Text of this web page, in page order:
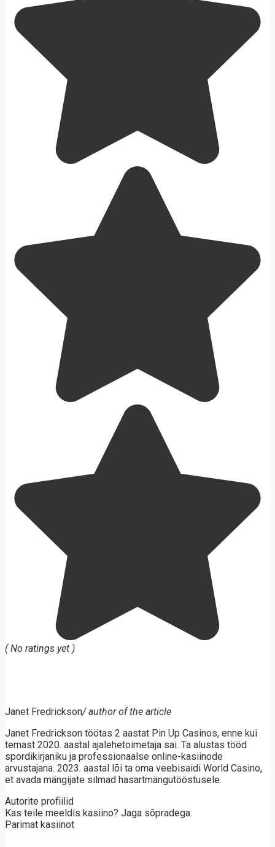
( No ratings yet )
Janet Fredrickson/ author of the article
Janet Fredrickson töötas 2 aastat Pin Up Casinos, enne kui
temast 2020. aastal ajalehetoimetaja sai. Ta alustas tööd
spordikirjaniku ja professionaalse online-kasiinode
arvustajana. 2023. aastal lõi ta oma veebisaidi World Casino,
et avada mängijate silmad hasartmängutööstusele.
Autorite profiilid
Kas teile meeldis kasiino? Jaga sõpradega:
Parimat kasiinot